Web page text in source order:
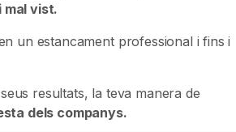
vist.
un estancament professional i fins i
resultats, la teva manera de
dels companys.